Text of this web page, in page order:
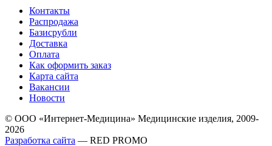
Контакты
Распродажа
Базисрубли
Доставка
Оплата
Как оформить заказ
Карта сайта
Вакансии
Новости
© ООО «Интернет-Медицина» Медицинские изделия, 2009-
2026
Разработка сайта — RED PROMO